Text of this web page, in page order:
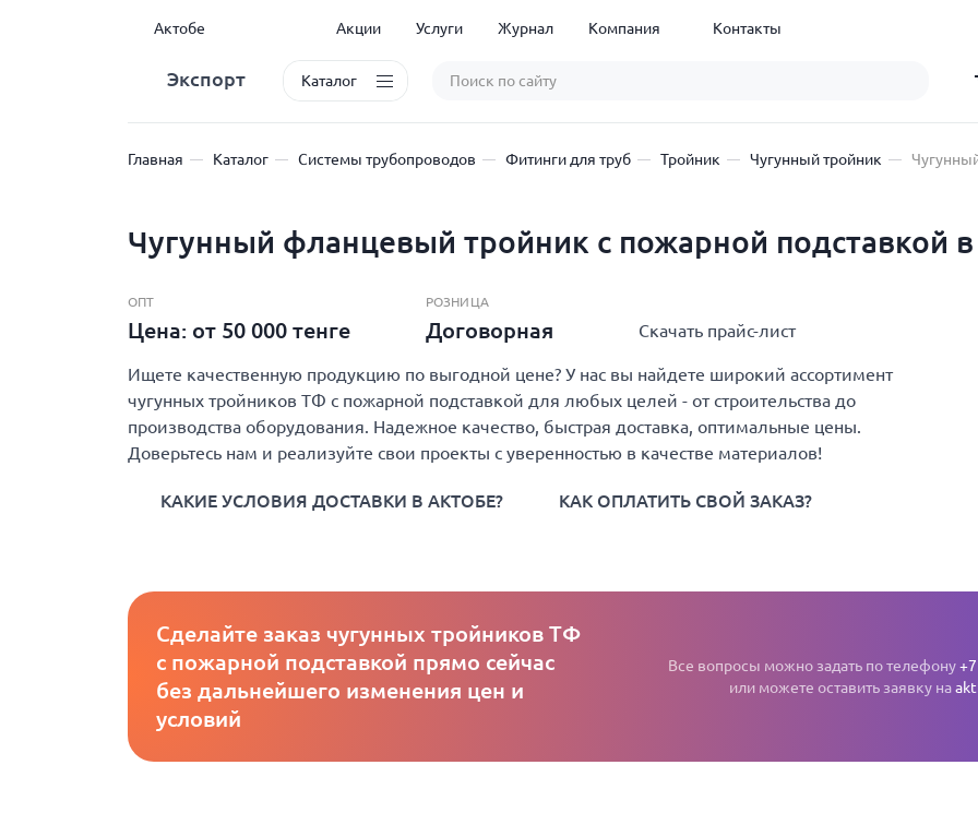
Актобе Акции Услуги Журнал Компания Контакты
Экспорт Каталог
Главная Каталог Системы трубопроводов Фитинги для труб Тройник Чугунный тройник
Чугунный фланцевый тройник с пожарной подставкой
ОПТ
Цена: от 50 000 тенге
РОЗНИЦА
Договорная Скачать прайс-лист
Ищете качественную продукцию по выгодной цене? У нас вы найдете широкий ассортимент
чугунных тройников ТФ с пожарной подставкой для любых целей - от строительства до
производства оборудования. Надежное качество, быстрая доставка, оптимальные цены.
Доверьтесь нам и реализуйте свои проекты с уверенностью в качестве материалов!
КАКИЕ УСЛОВИЯ ДОСТАВКИ В АКТОБЕ? КАК ОПЛАТИТЬ СВОЙ ЗАКАЗ?
Сделайте заказ чугунных тройников ТФ
с пожарной подставкой прямо сейчас
без дальнейшего изменения цен и
условий
Все вопросы можно задать по телефону
или можете оставить заявку на